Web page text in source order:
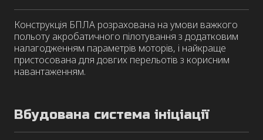
Конструкція БПЛА розрахована на умови важкого
польоту акробатичного пілотування з додатковим
налагодженням параметрів моторів, і найкраще
пристосована для довгих перельотів з корисним
навантаженням.
Вбудована система ініціації